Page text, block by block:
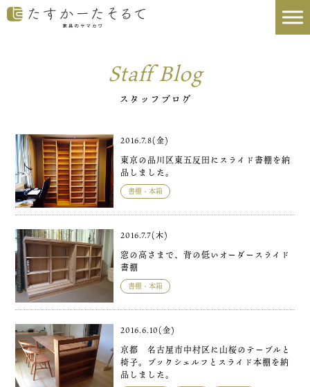
Staff Blog
スタッフブログ
2016.7.8(金)
東京の品川区東五反田にスライド書棚を納
品しました。
書棚・本箱
2016.7.7(木)
窓の高さまで、背の低いオーダースライド
書棚
書棚・本箱
2016.6.10(金)
京都 名古屋市中村区に山桜のテーブルと
椅子。ブックシェルフとスライド本棚を納
品しました。